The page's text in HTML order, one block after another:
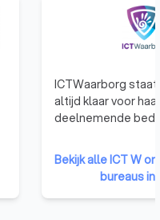
ICTWaarborg
altijd klaar voor haar
deelnemende
netwerkevents. De
documenten van
zijn dé norm in de
zorgen ervoor dat
Bekijk alle ICT W
bureaus in